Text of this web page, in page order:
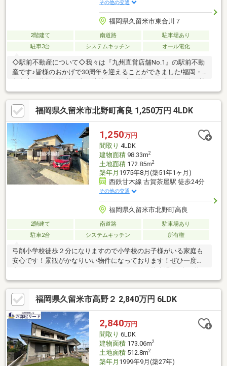
その他の交通
福岡県久留米市東合川７
2階建て 南道路
駐車場あり
駐車3台
システムキッチン オール電化
◇駅前不動産について◇我々は『九州直営店舗No.1』の駅前不動
産です♪皆様のおかげで30周年を迎えることができました!福岡・
久留米・佐賀の物件は全て弊社でご紹介可能です!■南向き×吹き抜
けリビングで光があふれる心地良い住まい♪■久留米ICまで車で4分
なので、遠出をする際も便利です♪■周辺には商業施設が充実して
おりますので、生活が充実します♪■リビングから繋がるテラスは
日当たりも良く心を癒してくれます♪■太陽光付きですので、毎月
の光熱費を削減できます♪いつでもご内覧可能でございます♪是非
お気軽にお問い合わせください！【担当：すぎもと 070-7784-
2323】
福岡県久留米市北野町高良 1,250万円 4LDK
1,250万円
間取り 4LDK
建物面積98.33m2
土地面積172.85m2
築年月 1975年8月(築51年1ヶ月)
西鉄甘木線 古賀茶屋駅 徒歩24分
その他の交通
福岡県久留米市北野町高良
2階建て 南道路
駐車場あり
駐車2台
システムキッチン 所有権
弓削小学校徒歩２分になりますので小学校のお子様がいる家庭も
安心です！景観がかなりいい物件になっております！ぜひ一度ご
なりますのでお車が多い方も安心！8月には引き渡しできる予定に
なりますんので是非一度ご気軽にご相談ください！
福岡県久留米市高野２ 2,840万円 6LDK
2,840万円
間取り 6LDK
建物面積173.06m2
土地面積512.8m2
築年月 1999年9月(築27年)